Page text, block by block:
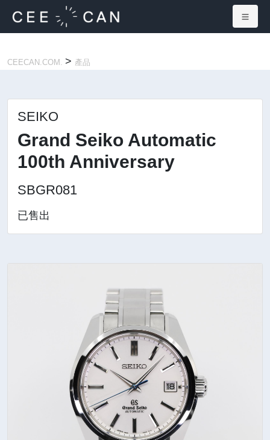
CEECAN.COM. > 產品
SEIKO
Grand Seiko Automatic
100th Anniversary
SBGR081
已售出
×